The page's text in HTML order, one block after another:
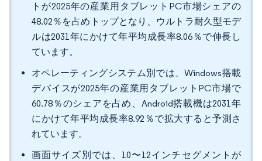
トが2025年の産業用タブレットPC市場シェアの
48.02％を占めトップとなり、ウルトラ耐久型モデ
ルは2031年にかけて年平均成長率8.06％で伸長し
ています。
オペレーティングシステム別では、Windows搭載
デバイスが2025年の産業用タブレットPC市場で
60.78％のシェアを占め、Android搭載機は2031年
にかけて年平均成長率8.92％で拡大すると予測さ
れています。
画面サイズ別では、10〜12インチセグメントが